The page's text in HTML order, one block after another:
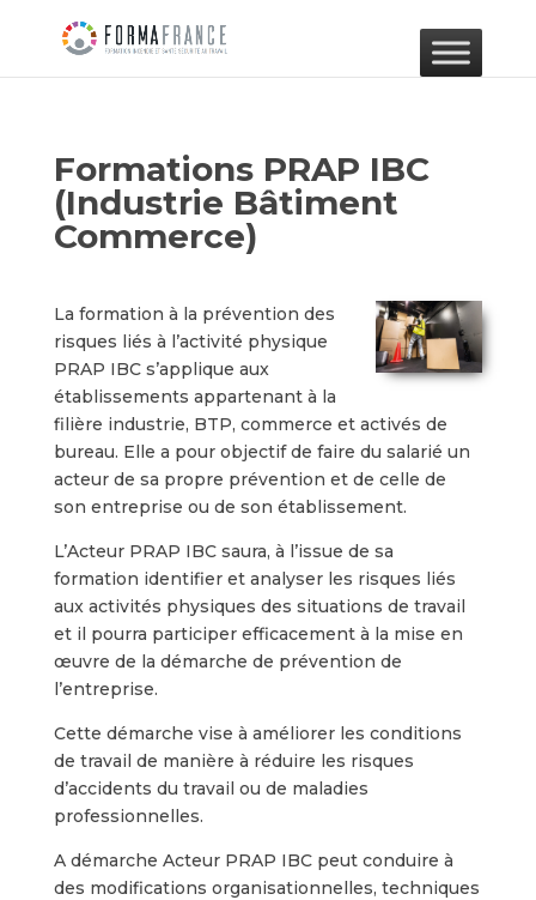
Formations PRAP IBC
(Industrie Bâtiment
Commerce)
La formation à la prévention des
risques liés à l’activité physique
PRAP IBC s’applique aux
établissements appartenant à la
filière industrie, BTP, commerce et activés de
bureau. Elle a pour objectif de faire du salarié un
acteur de sa propre prévention et de celle de
son entreprise ou de son établissement.
L’Acteur PRAP IBC saura, à l’issue de sa
formation identifier et analyser les risques liés
aux activités physiques des situations de travail
et il pourra participer efficacement à la mise en
œuvre de la démarche de prévention de
l’entreprise.
Cette démarche vise à améliorer les conditions
de travail de manière à réduire les risques
d’accidents du travail ou de maladies
professionnelles.
A démarche Acteur PRAP IBC peut conduire à
des modifications organisationnelles, techniques